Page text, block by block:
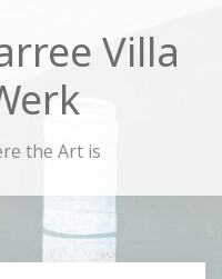
Villa
the Art is